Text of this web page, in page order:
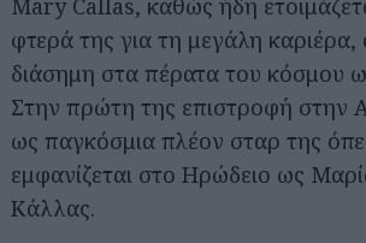
φτερά της για τη μεγάλη καριέρα,
διάσημη στα πέρατα του κόσμου
Στην πρώτη της επιστροφή στην
ως παγκόσμια πλέον σταρ της
εμφανίζεται στο Ηρώδειο ως
Κάλλας.